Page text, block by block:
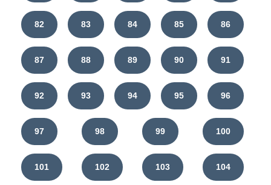
82 83 84 85 86
87 88 89 90 91
92 93 94 95 96
97 98 99 100
101 102 103 104